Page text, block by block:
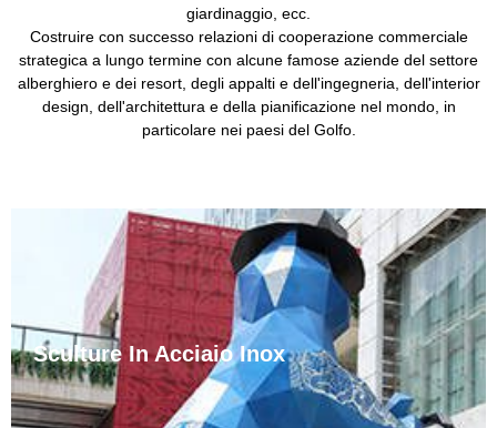
giardinaggio, ecc.
Costruire con successo relazioni di cooperazione commerciale
strategica a lungo termine con alcune famose aziende del settore
alberghiero e dei resort, degli appalti e dell'ingegneria, dell'interior
design, dell'architettura e della pianificazione nel mondo, in
particolare nei paesi del Golfo.
Sculture In Acciaio Inox
Le sculture in acciaio inossidabile sono comuni